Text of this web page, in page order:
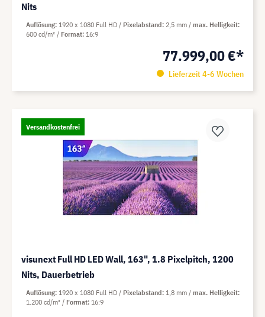
Nits
77.999,00 €*
Lieferzeit 4-6 Wochen
Auflösung 1920 x 1080 Full HD Pixelabstand 2,5 mm
max. Helligkeit
600 cd/m²
Format 16:9
Versandkostenfrei
visunext Full HD LED Wall, 163", 1.8 Pixelpitch, 1200
Nits, Dauerbetrieb
Auflösung 1920 x 1080 Full HD Pixelabstand 1,8 mm
max. Helligkeit
1.200 cd/m²
Format 16:9